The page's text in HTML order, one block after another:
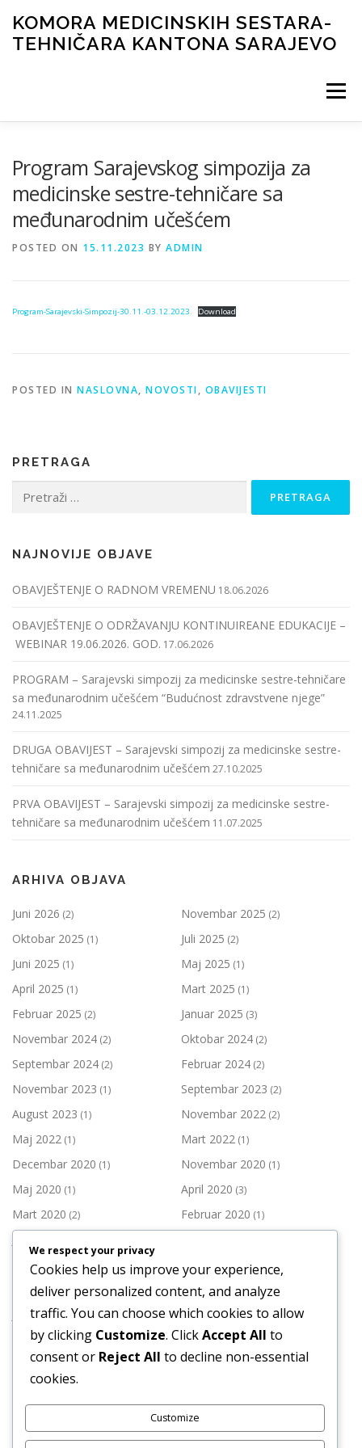
content
KOMORA MEDICINSKIH SESTARA-
TEHNIČARA KANTONA SARAJEVO
Menu
ČASOPIS GALERIJA LICENCIRANJE
Program Sarajevskog simpozija za
medicinske sestre-tehničare sa
međunarodnim učešćem
POSTED ON 15.11.2023 BY ADMIN
Program-Sarajevski-Simpozij-30.11.-03.12.2023. Download
POSTED IN NASLOVNA, NOVOSTI, OBAVIJESTI
PRETRAGA
NAJNOVIJE OBJAVE
OBAVJEŠTENJE O RADNOM VREMENU 18.06.2026
OBAVJEŠTENJE O ODRŽAVANJU KONTINUIREANE EDUKACIJE –
WEBINAR 19.06.2026. GOD. 17.06.2026
PROGRAM – Sarajevski simpozij za medicinske sestre-tehničare
sa međunarodnim učešćem “Budućnost zdravstvene njege”
24.11.2025
DRUGA OBAVIJEST – Sarajevski simpozij za medicinske sestre-
tehničare sa međunarodnim učešćem 27.10.2025
PRVA OBAVIJEST – Sarajevski simpozij za medicinske sestre-
tehničare sa međunarodnim učešćem 11.07.2025
ARHIVA OBJAVA
Juni 2026 (2) Novembar 2025 (2)
Oktobar 2025 (1) Juli 2025 (2)
Juni 2025 (1) Maj 2025 (1)
April 2025 (1) Mart 2025 (1)
Februar 2025 (2) Januar 2025 (3)
Novembar 2024 (2) Oktobar 2024 (2)
Septembar 2024 (2) Februar 2024 (2)
Novembar 2023 (1) Septembar 2023 (2)
August 2023 (1) Novembar 2022 (2)
Maj 2022 (1) Mart 2022 (1)
Decembar 2020 (1) Novembar 2020 (1)
Maj 2020 (1) April 2020 (3)
Mart 2020 (2) Februar 2020 (1)
Novembar 2019(2) Oktobar 2019(1)
Septembar 2019(1) Juli 2019(3)
Juni 2019(1) Maj 2019(3)
April 2019(1) Mart 2019(2)
Februar 2019 (2) Januar 2019(3)
We respect your privacy
Cookies help us improve your experience,
deliver personalized content, and analyze
traffic. You can choose which cookies to allow
by clicking Customize. ClickAccept All to
consent or Reject All to decline non-essential
cookies.
Customize